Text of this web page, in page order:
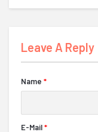
Leave A Reply
Name *
E-Mail*